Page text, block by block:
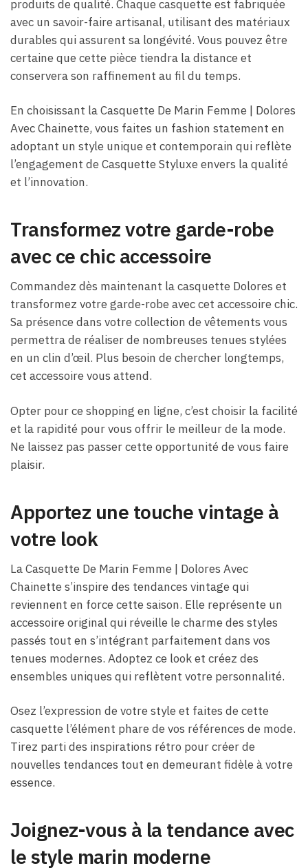
produits de qualité. Chaque casquette est fabriquée
avec un savoir-faire artisanal, utilisant des matériaux
durables qui assurent sa longévité. Vous pouvez être
certaine que cette pièce tiendra la distance et
conservera son raffinement au fil du temps.
En choisissant la Casquette De Marin Femme​ | Dolores
Avec Chainette, vous faites un fashion statement en
adoptant un style unique et contemporain qui reflète
l’engagement de Casquette Styluxe envers la qualité
et l’innovation.
Transformez votre garde-robe
avec ce chic accessoire
Commandez dès maintenant la casquette Dolores et
transformez votre garde-robe avec cet accessoire chic.
Sa présence dans votre collection de vêtements vous
permettra de réaliser de nombreuses tenues stylées
en un clin d’œil. Plus besoin de chercher longtemps,
cet accessoire vous attend.
Opter pour ce shopping en ligne, c’est choisir la facilité
et la rapidité pour vous offrir le meilleur de la mode.
Ne laissez pas passer cette opportunité de vous faire
plaisir.
Apportez une touche vintage à
votre look
La Casquette De Marin Femme​ | Dolores Avec
Chainette s’inspire des tendances vintage qui
reviennent en force cette saison. Elle représente un
accessoire original qui réveille le charme des styles
passés tout en s’intégrant parfaitement dans vos
tenues modernes. Adoptez ce look et créez des
ensembles uniques qui reflètent votre personnalité.
Osez l’expression de votre style et faites de cette
casquette l’élément phare de vos références de mode.
Tirez parti des inspirations rétro pour créer de
nouvelles tendances tout en demeurant fidèle à votre
essence.
Joignez-vous à la tendance avec
le style marin moderne